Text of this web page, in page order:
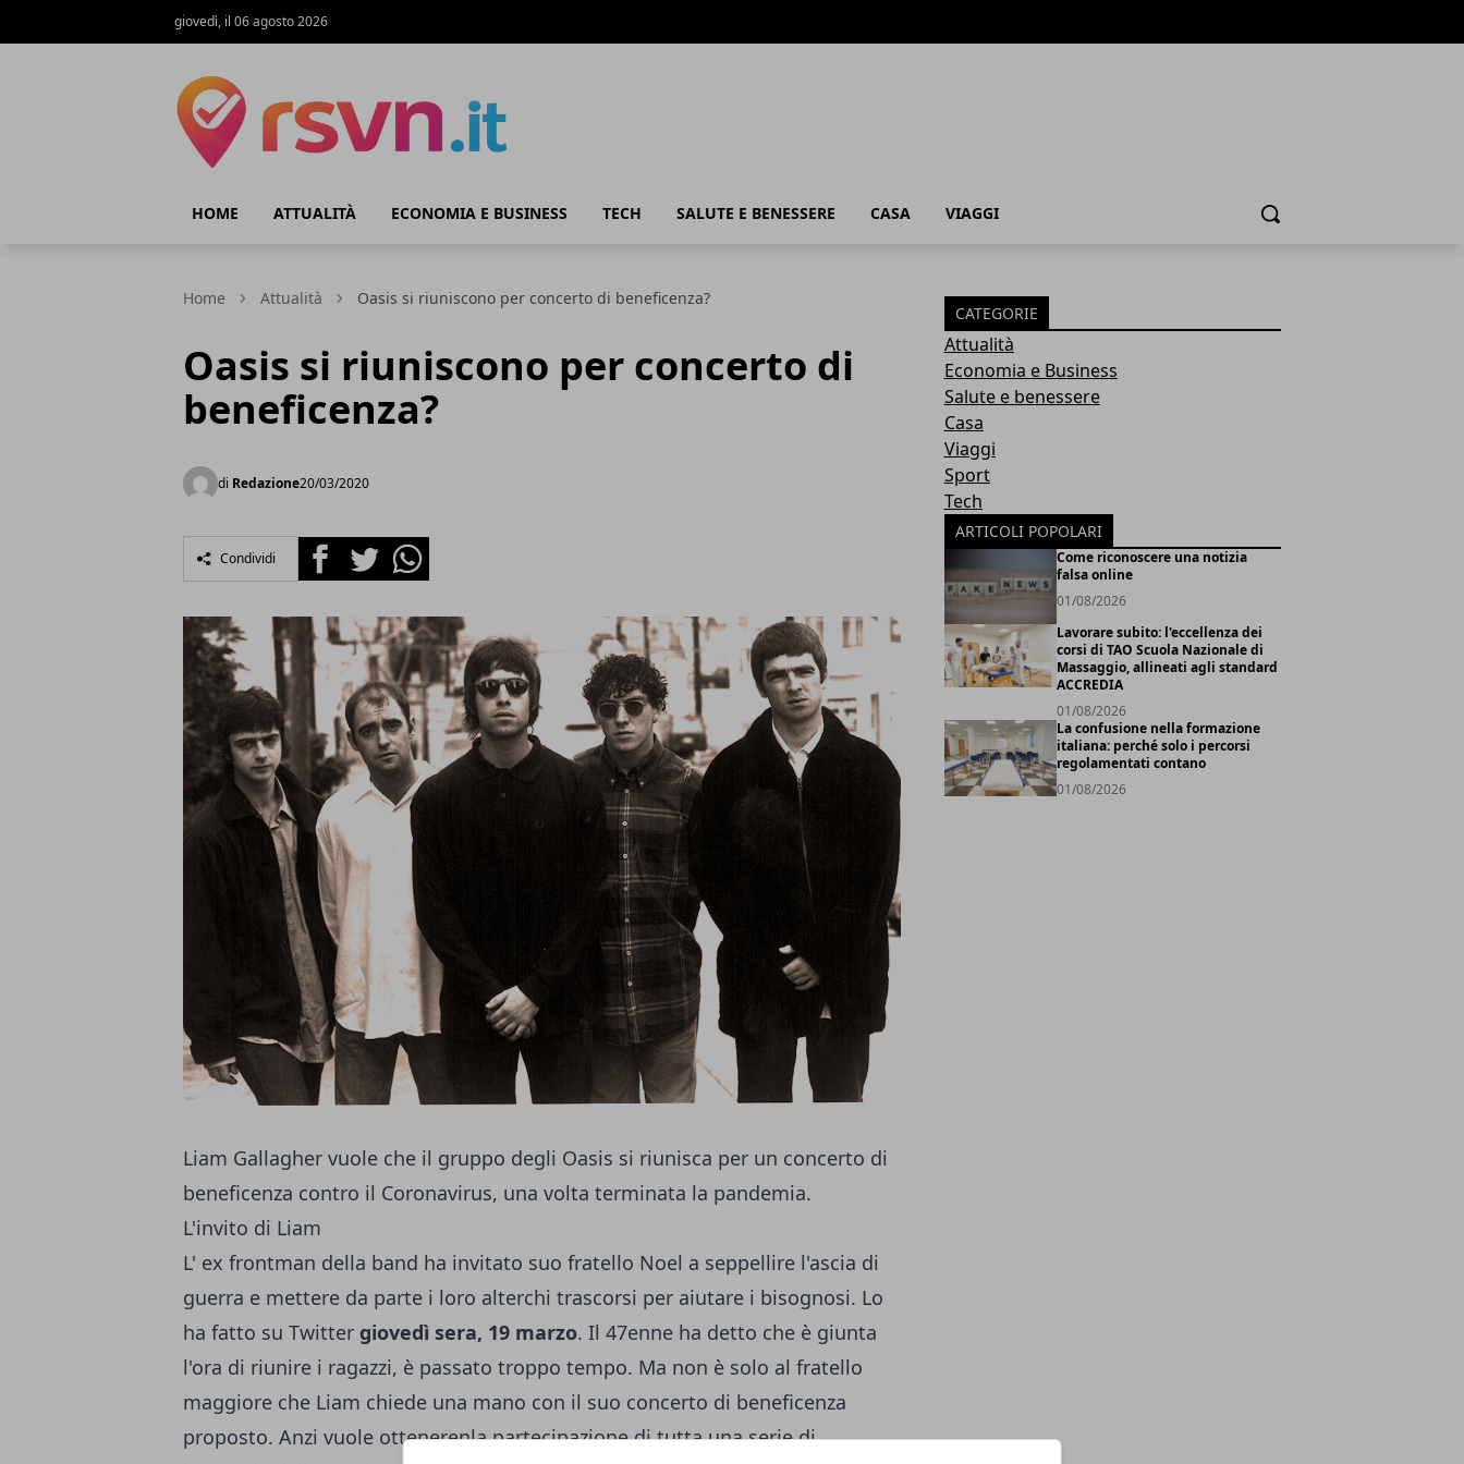
giovedì, il 06 agosto 2026
HOME ATTUALITÀ ECONOMIA E BUSINESS TECH SALUTE E BENESSERE CASA VIAGGI Cerca
Home Attualità Oasis si riuniscono per concerto di beneficenza?
Oasis si riuniscono per concerto di
beneficenza?
di Redazione20/03/2020
Condividi FacebookTwitterWhatsapp
Liam Gallagher vuole che il gruppo degli Oasis si riunisca per un concerto di
beneficenza contro il Coronavirus, una volta terminata la pandemia.
L'invito di Liam
L' ex frontman della band ha invitato suo fratello Noel a seppellire l'ascia di
guerra e mettere da parte i loro alterchi trascorsi per aiutare i bisognosi. Lo
ha fatto su Twitter giovedì sera, 19 marzo. Il 47enne ha detto che è giunta
l'ora di riunire i ragazzi, è passato troppo tempo. Ma non è solo al fratello
maggiore che Liam chiede una mano con il suo concerto di beneficenza
proposto. Anzi vuole ottenerenla partecipazione di tutta una serie di
CATEGORIE
Attualità
Economia e Business
Salute e benessere
Casa
Viaggi
Sport
Tech
ARTICOLI POPOLARI
Come riconoscere una notizia
falsa online
01/08/2026
Lavorare subito: l'eccellenza dei
corsi di TAO Scuola Nazionale di
Massaggio, allineati agli standard
ACCREDIA
01/08/2026
La confusione nella formazione
italiana: perché solo i percorsi
regolamentati contano
01/08/2026